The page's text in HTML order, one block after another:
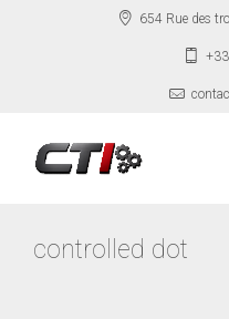
654 Rue des
controlled dot